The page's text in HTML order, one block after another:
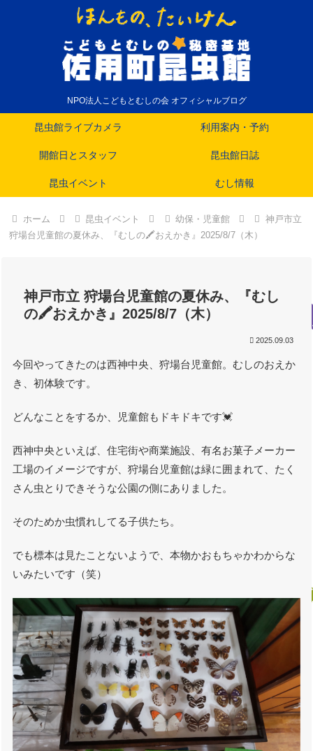
NPO法人こどもとむしの会 オフィシャルブログ
昆虫館ライブカメラ 利用案内・予約
開館日とスタッフ 昆虫館日誌
昆虫イベント むし情報
ホーム 昆虫イベント 幼保・児童館
神戸市立
狩場台児童館の夏休み、『むしの🖍️おえかき』2025/8/7（木）
神戸市立 狩場台児童館の夏休み、『むし
の🖍️おえかき』2025/8/7（木）
2025.09.03
今回やってきたのは西神中央、狩場台児童館。むしのおえか
き、初体験です。
どんなことをするか、児童館もドキドキです💓
西神中央といえば、住宅街や商業施設、有名お菓子メーカー
工場のイメージですが、狩場台児童館は緑に囲まれて、たく
さん虫とりできそうな公園の側にありました。
そのためか虫慣れしてる子供たち。
でも標本は見たことないようで、本物かおもちゃかわからな
いみたいです（笑）